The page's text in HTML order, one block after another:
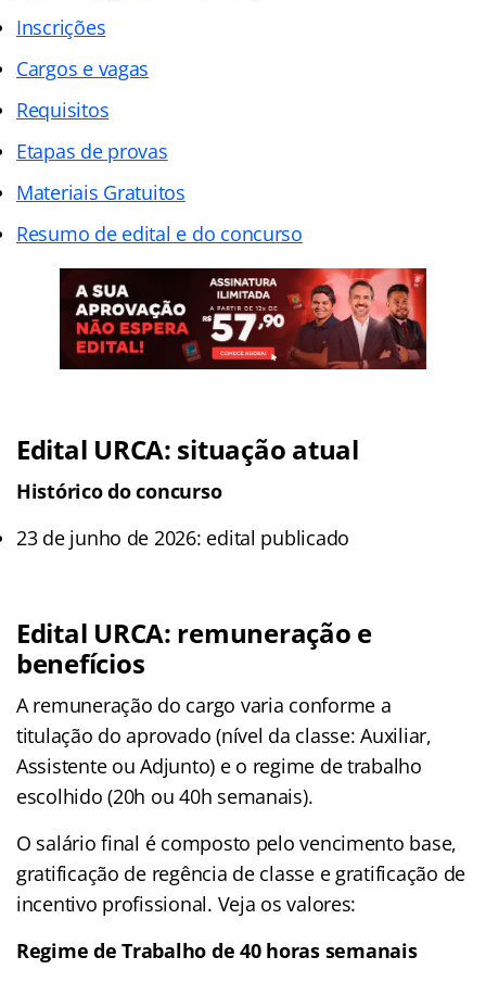
Inscrições
Cargos e vagas
Requisitos
Etapas de provas
Materiais Gratuitos
Resumo de edital e do concurso
Edital URCA: situação atual
Histórico do concurso
23 de junho de 2026: edital publicado
Edital URCA: remuneração e
benefícios
A remuneração do cargo varia conforme a
titulação do aprovado (nível da classe: Auxiliar,
Assistente ou Adjunto) e o regime de trabalho
escolhido (20h ou 40h semanais).
O salário final é composto pelo vencimento base,
gratificação de regência de classe e gratificação de
incentivo profissional. Veja os valores:
Regime de Trabalho de 40 horas semanais